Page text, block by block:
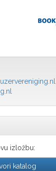
izložbu:
katalog